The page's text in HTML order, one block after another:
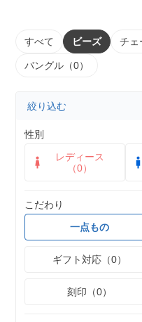
すべて ビーズ チェ
バングル（0）
絞り込む
性別
レディース
（0）
こだわり
一点もの
ギフト対応（0）
刻印（0）